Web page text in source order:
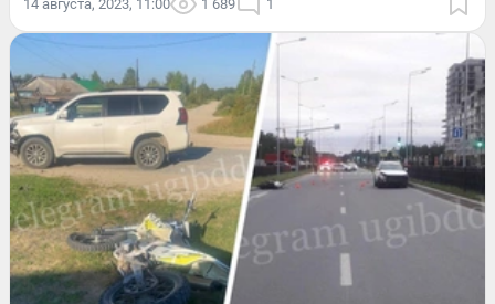
14 августа, 2023, 11:00 1 689 1